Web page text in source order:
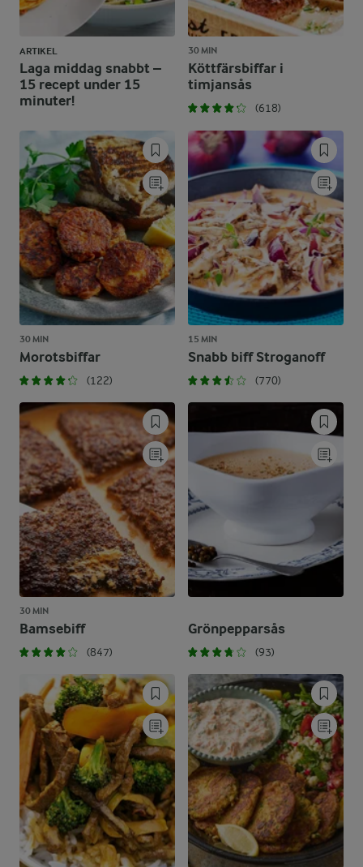
ARTIKEL
Laga middag snabbt –
15 recept under 15
minuter!
30 MIN
Köttfärsbiffar i
timjansås
(618)
30 MIN
Morotsbiffar
(122)
15 MIN
Snabb biff Stroganoff
(770)
30 MIN
Bamsebiff
(847)
Grönpepparsås
(93)